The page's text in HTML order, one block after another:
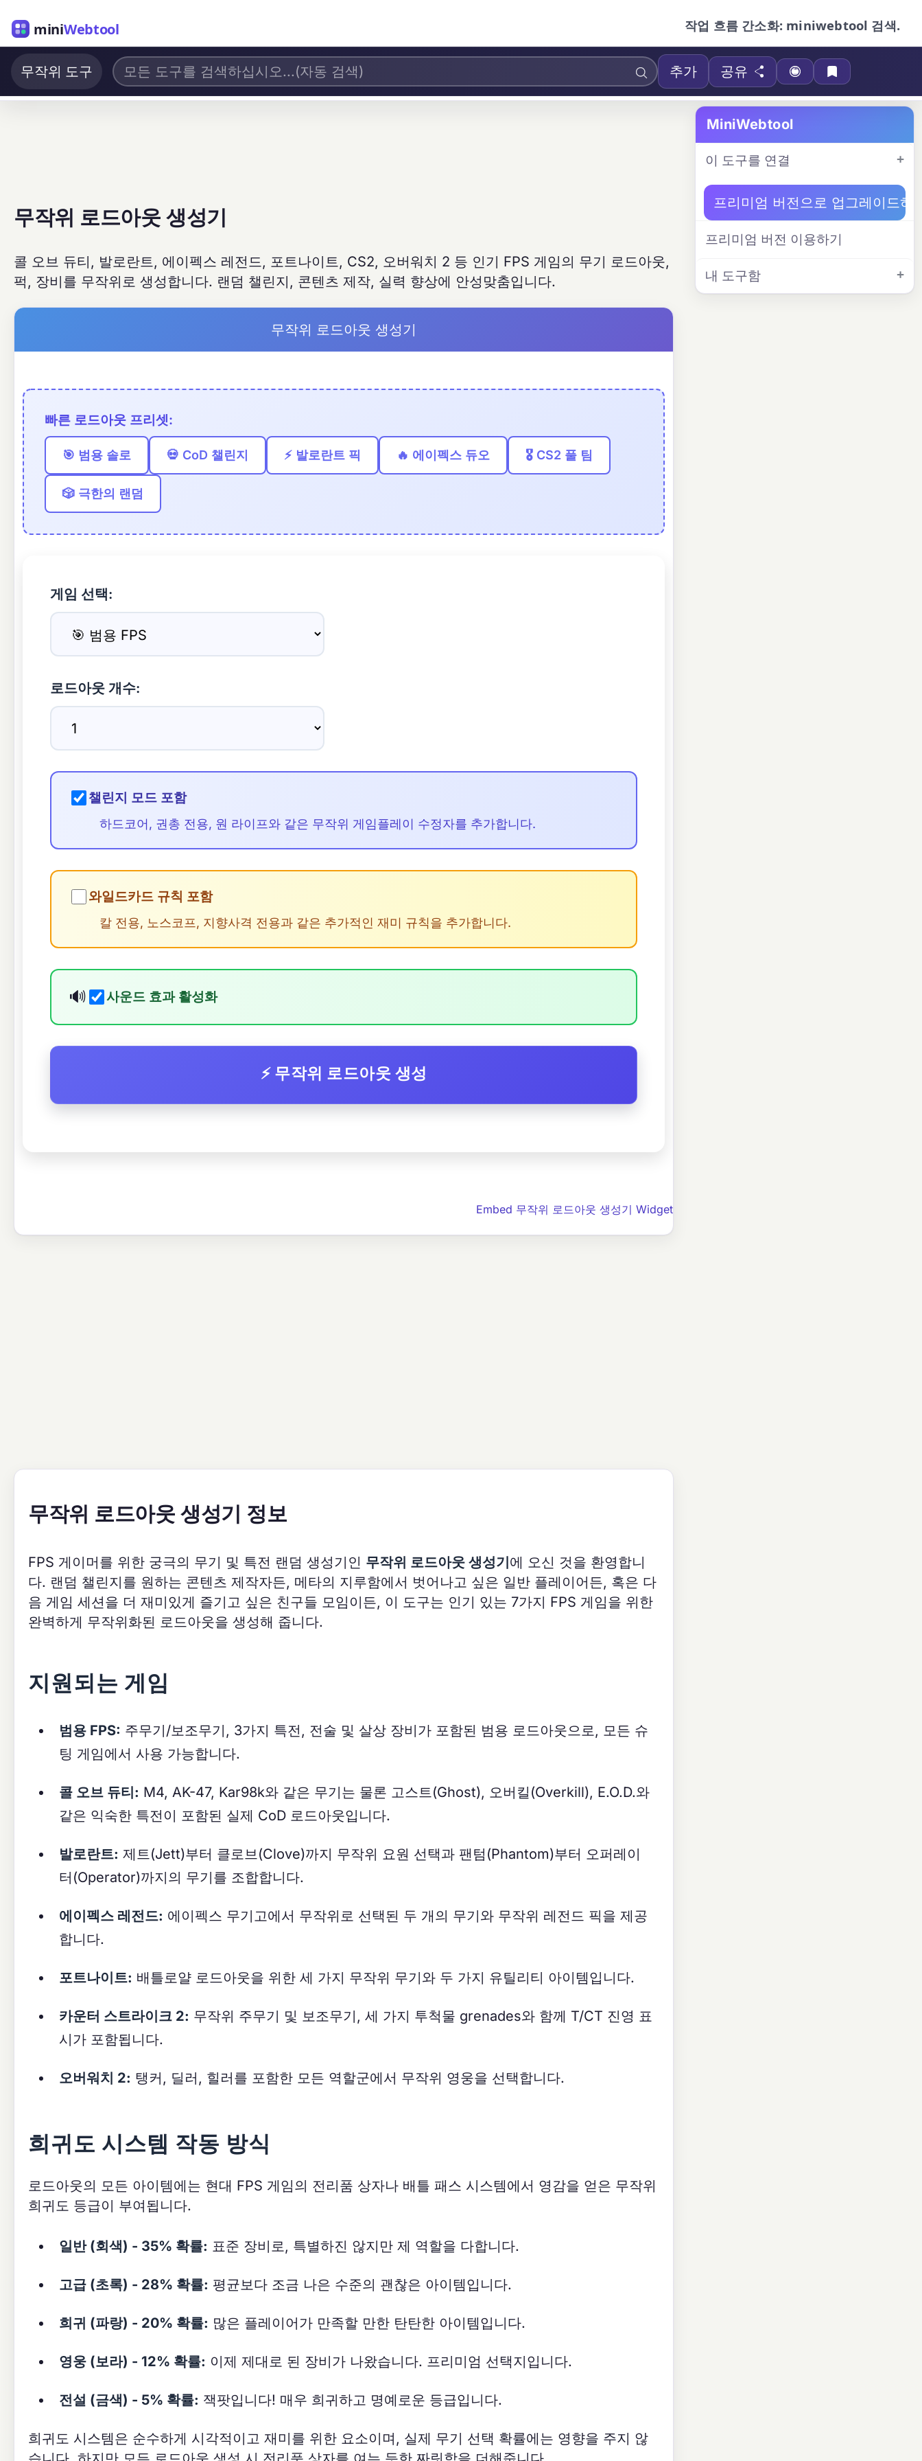
miniWebtool 작업 흐름 간소화: miniwebtool 검색.
무작위 도구 추가 공유
무작위 로드아웃 생성기
콜 오브 듀티, 발로란트, 에이펙스 레전드, 포트나이트, CS2, 오버워치 2 등 인기 FPS 게임의 무기 로드아웃,
퍽, 장비를 무작위로 생성합니다. 랜덤 챌린지, 콘텐츠 제작, 실력 향상에 안성맞춤입니다.
무작위 로드아웃 생성기
빠른 로드아웃 프리셋:
🎯 범용 솔로 💀 CoD 챌린지 ⚡ 발로란트 픽 🔥 에이펙스 듀오 🎖️ CS2 풀 팀
🎲 극한의 랜덤
게임 선택:
로드아웃 개수:
챌린지 모드 포함
하드코어, 권총 전용, 원 라이프와 같은 무작위 게임플레이 수정자를 추가합니다.
와일드카드 규칙 포함
칼 전용, 노스코프, 지향사격 전용과 같은 추가적인 재미 규칙을 추가합니다.
🔊 사운드 효과 활성화
⚡ 무작위 로드아웃 생성
Embed 무작위 로드아웃 생성기 Widget
무작위 로드아웃 생성기 정보
FPS 게이머를 위한 궁극의 무기 및 특전 랜덤 생성기인 무작위 로드아웃 생성기에 오신 것을 환영합니
다. 랜덤 챌린지를 원하는 콘텐츠 제작자든, 메타의 지루함에서 벗어나고 싶은 일반 플레이어든, 혹은 다
음 게임 세션을 더 재미있게 즐기고 싶은 친구들 모임이든, 이 도구는 인기 있는 7가지 FPS 게임을 위한
완벽하게 무작위화된 로드아웃을 생성해 줍니다.
지원되는 게임
범용 FPS: 주무기/보조무기, 3가지 특전, 전술 및 살상 장비가 포함된 범용 로드아웃으로, 모든 슈
팅 게임에서 사용 가능합니다.
콜 오브 듀티: M4, AK-47, Kar98k와 같은 무기는 물론 고스트(Ghost), 오버킬(Overkill), E.O.D.와
같은 익숙한 특전이 포함된 실제 CoD 로드아웃입니다.
발로란트: 제트(Jett)부터 클로브(Clove)까지 무작위 요원 선택과 팬텀(Phantom)부터 오퍼레이
터(Operator)까지의 무기를 조합합니다.
에이펙스 레전드: 에이펙스 무기고에서 무작위로 선택된 두 개의 무기와 무작위 레전드 픽을 제공
합니다.
포트나이트: 배틀로얄 로드아웃을 위한 세 가지 무작위 무기와 두 가지 유틸리티 아이템입니다.
카운터 스트라이크 2: 무작위 주무기 및 보조무기, 세 가지 투척물 grenades와 함께 T/CT 진영 표
시가 포함됩니다.
오버워치 2: 탱커, 딜러, 힐러를 포함한 모든 역할군에서 무작위 영웅을 선택합니다.
희귀도 시스템 작동 방식
로드아웃의 모든 아이템에는 현대 FPS 게임의 전리품 상자나 배틀 패스 시스템에서 영감을 얻은 무작위
희귀도 등급이 부여됩니다.
일반 (회색) - 35% 확률: 표준 장비로, 특별하진 않지만 제 역할을 다합니다.
고급 (초록) - 28% 확률: 평균보다 조금 나은 수준의 괜찮은 아이템입니다.
희귀 (파랑) - 20% 확률: 많은 플레이어가 만족할 만한 탄탄한 아이템입니다.
영웅 (보라) - 12% 확률: 이제 제대로 된 장비가 나왔습니다. 프리미엄 선택지입니다.
전설 (금색) - 5% 확률: 잭팟입니다! 매우 희귀하고 명예로운 등급입니다.
희귀도 시스템은 순수하게 시각적이고 재미를 위한 요소이며, 실제 무기 선택 확률에는 영향을 주지 않
MiniWebtool
이 도구를 연결
프리미엄 버전으로 업그레이드하
프리미엄 버전 이용하기
내 도구함